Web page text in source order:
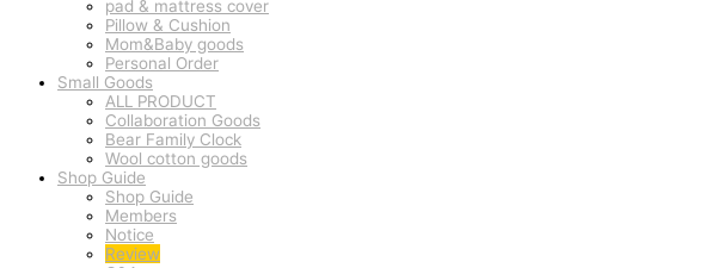
pad & mattress cover
Pillow & Cushion
Mom&Baby goods
Personal Order
Small Goods
ALL PRODUCT
Collaboration Goods
Bear Family Clock
Wool cotton goods
Shop Guide
Shop Guide
Members
Notice
Review